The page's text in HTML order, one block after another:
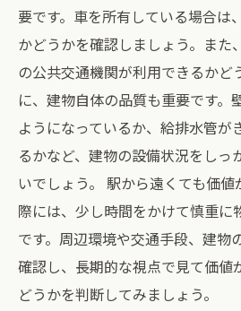
要です。車を所有している場合は
かどうかを確認しましょう。また
の公共交通機関が利用できるかど
に、建物自体の品質も重要です。
ようになっているか、給排水管が
るかなど、建物の設備状況をしっ
いでしょう。 駅から遠くても価
際には、少し時間をかけて慎重に
です。周辺環境や交通手段、建物
確認し、長期的な視点で見て価値
どうかを判断してみましょう。